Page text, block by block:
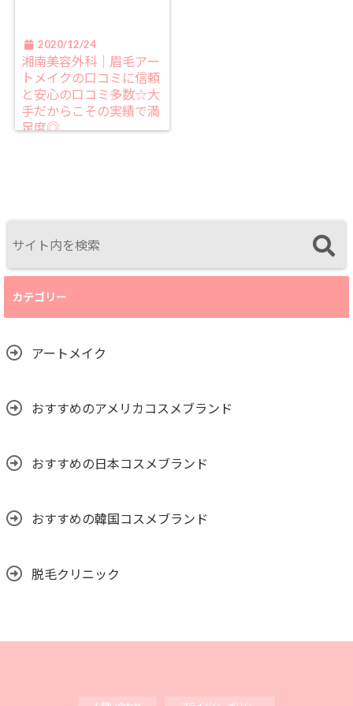
2020/12/24
湘南美容外科｜眉毛アー
トメイクの口コミに信頼
と安心の口コミ多数☆大
手だからこその実績で満
足度◎
カテゴリー
アートメイク
おすすめのアメリカコスメブランド
おすすめの日本コスメブランド
おすすめの韓国コスメブランド
脱毛クリニック